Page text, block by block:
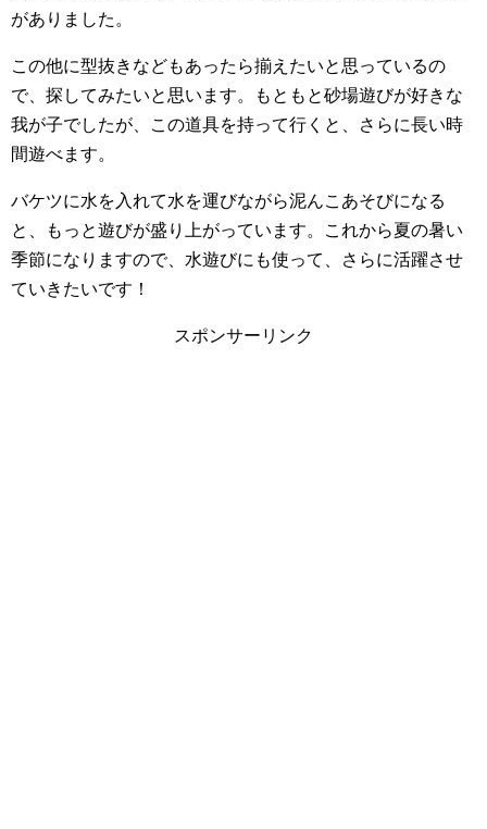
がありました。
この他に型抜きなどもあったら揃えたいと思っているの
で、探してみたいと思います。もともと砂場遊びが好きな
我が子でしたが、この道具を持って行くと、さらに長い時
間遊べます。
バケツに水を入れて水を運びながら泥んこあそびになる
と、もっと遊びが盛り上がっています。これから夏の暑い
季節になりますので、水遊びにも使って、さらに活躍させ
ていきたいです！
スポンサーリンク